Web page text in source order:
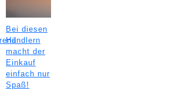
Bei diesen
Händlern
macht der
Einkauf
einfach nur
Spaß!